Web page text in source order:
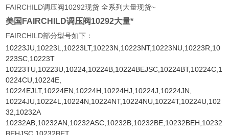
FAIRCHILD调压阀10292现货 全系列大量现货~
美国FAIRCHILD调压阀10292大量*
FAIRCHILD部分型号如下：
10223JU,10223L,10223LT,10223N,10223NT,10223NU,10223R,10
223SC,10223T
10223TU,10223U,10224,10224B,10224BEJSC,10224BT,10224C,1
0224CU,10224E,
10224EJLT,10224EN,10224H,10224HJ,10224J,10224JN,
10224JU,10224L,10224N,10224NT,10224NU,10224T,10224U,102
32,10232A
10232AB,10232AN,10232ASC,10232B,10232BE,10232BEH,10232